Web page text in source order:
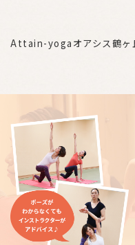
Attain-yogaオアシス鶴ヶ